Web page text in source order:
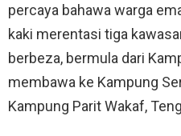
percaya bahawa warga
kaki merentasi tiga
berbeza, bermula dari
membawa ke Kampung
Kampung Parit Wakaf,